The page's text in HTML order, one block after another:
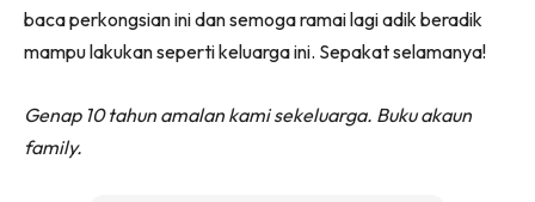
baca perkongsian ini dan semoga ramai lagi adik beradik
mampu lakukan seperti keluarga ini. Sepakat selamanya!
Genap 10 tahun amalan kami sekeluarga. Buku akaun
family.